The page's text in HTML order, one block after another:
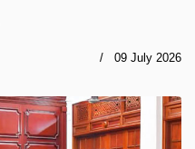
09 July 2026